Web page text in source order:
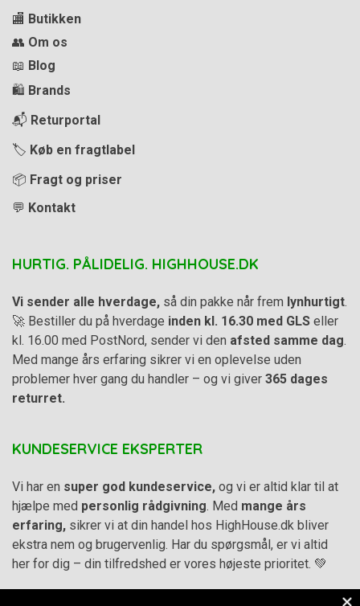
🏬 Butikken
👥 Om os
📖 Blog
🛍️ Brands
📬 Returportal
🏷️ Køb en fragtlabel
📦 Fragt og priser
💬 Kontakt
HURTIG. PÅLIDELIG. HIGHHOUSE.DK
Vi sender alle hverdage, så din pakke når frem lynhurtigt.
🚀 Bestiller du på hverdage inden kl. 16.30 med GLS eller
kl. 16.00 med PostNord, sender vi den afsted samme dag.
Med mange års erfaring sikrer vi en oplevelse uden
problemer hver gang du handler – og vi giver 365 dages
returret.
KUNDESERVICE EKSPERTER
Vi har en super god kundeservice, og vi er altid klar til at
hjælpe med personlig rådgivning. Med mange års
erfaring, sikrer vi at din handel hos HighHouse.dk bliver
ekstra nem og brugervenlig. Har du spørgsmål, er vi altid
her for dig – din tilfredshed er vores højeste prioritet. 💚